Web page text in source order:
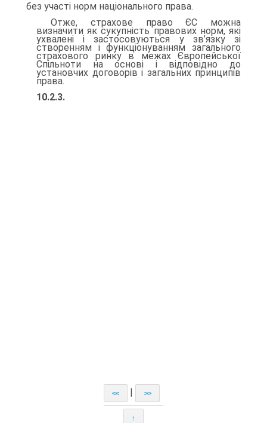
без участі норм на­ціонального права.
Отже, страхове право ЄС можна
визначити як сукупність пра­вових норм, які
ухвалені і застосовуються у зв’язку зі
створенням і функціонуванням загального
страхового ринку в межах Євро­пейської
Спільноти на основі і відповідно до
установчих догово­рів і загальних принципів
права.
10.2.3.
<< | >>
↑